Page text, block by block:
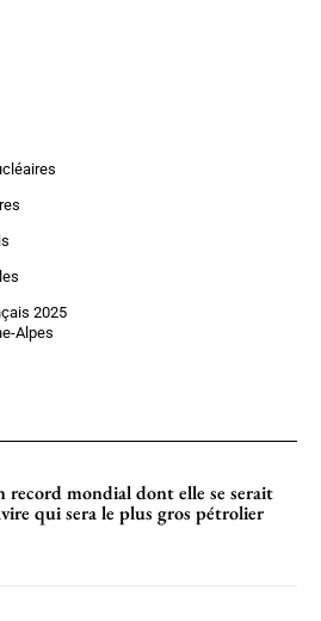
2025
Alpes
record mondial dont elle se serait
qui sera le plus gros pétrolier